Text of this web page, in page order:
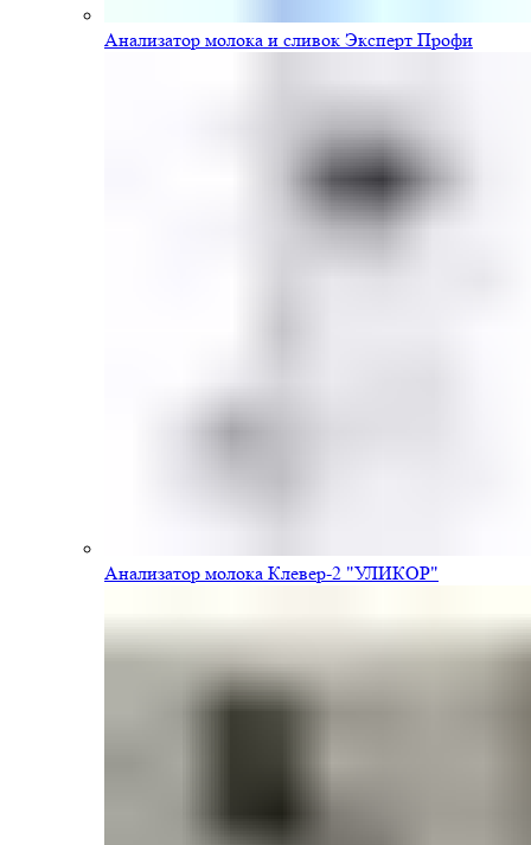
Анализатор молока и сливок Эксперт Профи
Анализатор молока Клевер-2 "УЛИКОР"